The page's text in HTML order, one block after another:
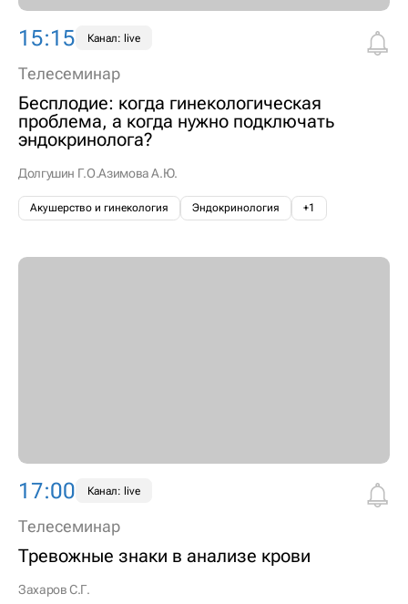
15:15 Канал: live
Телесеминар
Бесплодие: когда гинекологическая
проблема, а когда нужно подключать
эндокринолога?
Долгушин Г.О.Азимова А.Ю.
Акушерство и гинекология Эндокринология +1
17:00 Канал: live
Телесеминар
Тревожные знаки в анализе крови
Захаров С.Г.